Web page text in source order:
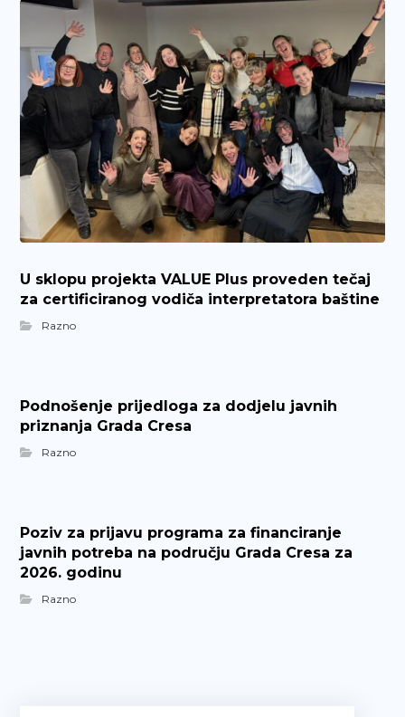
U sklopu projekta VALUE Plus proveden tečaj
za certificiranog vodiča interpretatora baštine
Razno
Podnošenje prijedloga za dodjelu javnih
priznanja Grada Cresa
Razno
Poziv za prijavu programa za financiranje
javnih potreba na području Grada Cresa za
2026. godinu
Razno